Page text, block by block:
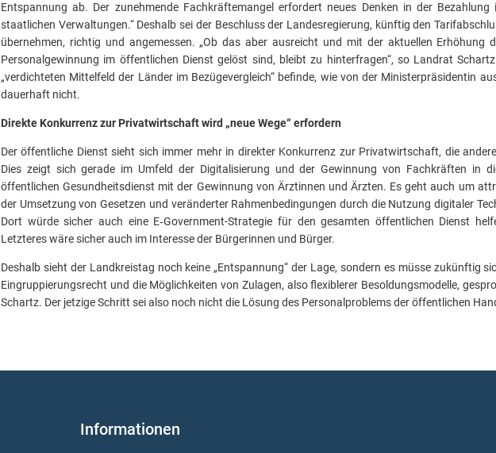
Entspannung ab. Der zunehmende Fachkräftemangel erfordert neues Denken in der
staatlichen Verwaltungen.“ Deshalb sei der Beschluss der Landesregierung, künftig den
übernehmen, richtig und angemessen. „Ob das aber ausreicht und mit der aktuellen Erhöhung
Personalgewinnung im öffentlichen Dienst gelöst sind, bleibt zu hinterfragen“, so Landrat
„verdichteten Mittelfeld der Länder im Bezügevergleich“ befinde, wie von der Ministerpräsidentin
dauerhaft nicht.
Direkte Konkurrenz zur Privatwirtschaft wird „neue Wege“ erfordern
Der öffentliche Dienst sieht sich immer mehr in direkter Konkurrenz zur Privatwirtschaft, die
Dies zeigt sich gerade im Umfeld der Digitalisierung und der Gewinnung von Fachkräften in
öffentlichen Gesundheitsdienst mit der Gewinnung von Ärztinnen und Ärzten. Es geht auch um
der Umsetzung von Gesetzen und veränderter Rahmenbedingungen durch die Nutzung digitaler
Dort würde sicher auch eine E‑Government-Strategie für den gesamten öffentlichen Dienst
Letzteres wäre sicher auch im Interesse der Bürgerinnen und Bürger.
Deshalb sieht der Landkreistag noch keine „Entspannung“ der Lage, sondern es müsse zukünftig
Eingruppierungsrecht und die Möglichkeiten von Zulagen, also flexiblerer Besoldungsmodelle,
Schartz. Der jetzige Schritt sei also noch nicht die Lösung des Personalproblems der öffentlichen
Informationen